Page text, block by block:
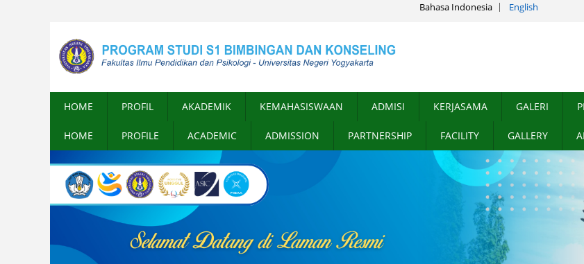
Bahasa Indonesia English
HOME PROFIL AKADEMIK KEMAHASISWAAN ADMISI KERJASAMA GALERI
HOME PROFILE ACADEMIC ADMISSION PARTNERSHIP FACILITY GALLERY